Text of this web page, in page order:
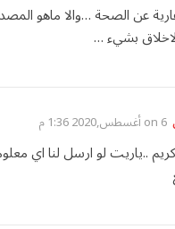
عن الصحة …والا ماهو
بشيء …
6 أغسطس,2020 1:36 م
..ياريت لو ارسل لنا اي